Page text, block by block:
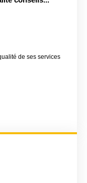
de ses services